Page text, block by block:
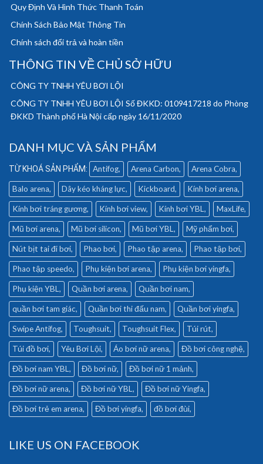
Quy Định Và Hình Thức Thanh Toán
Chính Sách Bảo Mật Thông Tin
Chính sách đổi trả và hoàn tiền
THÔNG TIN VỀ CHỦ SỞ HỮU
CÔNG TY TNHH YÊU BƠI LỘI
CÔNG TY TNHH YÊU BƠI LỘI Số ĐKKD: 0109417218 do Phòng
ĐKKD Thành phố Hà Nội cấp ngày 16/11/2020
DANH MỤC VÀ SẢN PHẨM
Antifog Arena Carbon Arena Cobra
Balo arena Dây kéo kháng lực Kickboard Kính bơi arena
Kính bơi tráng gương Kính bơi view Kính bơi YBL MaxLife
Mũ bơi arena Mũ bơi silicon Mũ bơi YBL Mỹ phẩm bơi
Nút bịt tai đi bơi Phao bơi Phao tập arena Phao tập bơi
Phao tập speedo Phụ kiện bơi arena Phụ kiện bơi yingfa
Phụ kiện YBL Quần bơi arena Quần bơi nam
quần bơi tam giác Quần bơi thi đấu nam Quần bơi yingfa
Swipe Antifog Toughsuit Toughsuit Flex Túi rút
Túi đồ bơi Yêu Bơi Lội Áo bơi nữ arena Đồ bơi công nghệ
Đồ bơi nam YBL Đồ bơi nữ Đồ bơi nữ 1 mảnh
Đồ bơi nữ arena Đồ bơi nữ YBL Đồ bơi nữ Yingfa
Đồ bơi trẻ em arena Đồ bơi yingfa đồ bơi đùi
LIKE US ON FACEBOOK